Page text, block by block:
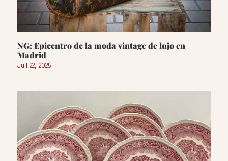
NG: Epicentro de la moda vintage de lujo en
Madrid
Juil 22, 2025